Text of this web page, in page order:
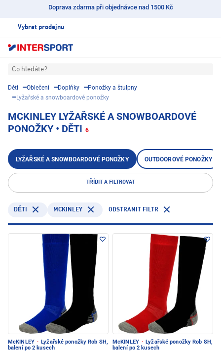
Doprava zdarma při objednávce nad 1500 Kč
Vybrat prodejnu
Co hledáte?
Děti Oblečení Doplňky
Ponožky a štulpny
Lyžařské a snowboardové ponožky
MCKINLEY LYŽAŘSKÉ A SNOWBOARDOVÉ
PONOŽKY • DĚTI 6
LYŽAŘSKÉ A SNOWBOARDOVÉ PONOŽKY OUTDOOROVÉ PONOŽKY
TŘÍDIT A FILTROVAT
DĚTI MCKINLEY ODSTRANIT FILTR
McKINLEY · Lyžařské ponožky Rob SH,
balení po 2 kusech
McKINLEY · Lyžařské ponožky Rob SH,
balení po 2 kusech